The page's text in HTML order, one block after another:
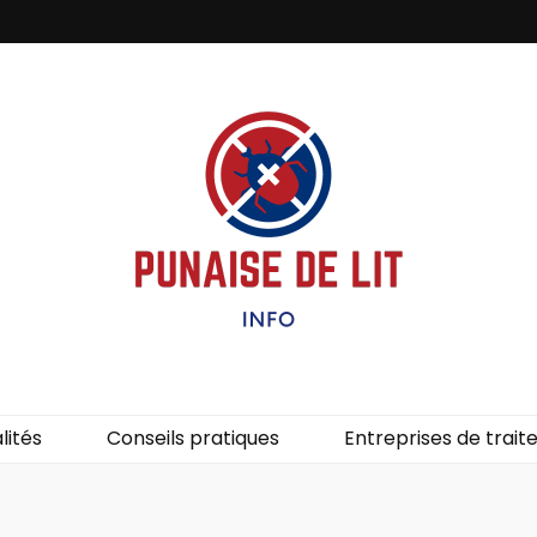
Conseils pratiques Entreprises de